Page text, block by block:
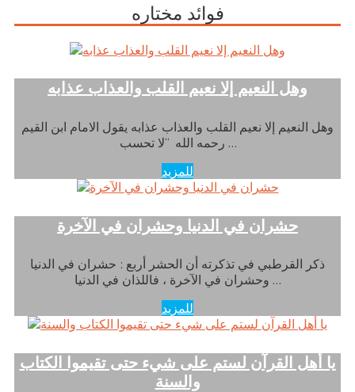
فوائد مختاره
وهل النعيم إلا نعيم القلب والعذاب عذابه
وهل النعيم إلا نعيم القلب والعذاب عذابه يقول الامام ابن القيم
رحمه الله “لا تحسب …
للمزيد
حشران في الدنيا وحشران في الآخرة
ذكر القرطبي في تذكرته أن الحشر أربع : حشران في الدنيا
وحشران في الآخرة ، فاللذان في الدنيا …
للمزيد
يا أهل القرآن لستم على شيء حتى تقيموا الكتاب
والسنة